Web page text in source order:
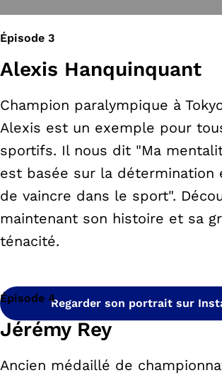
Épisode 3
Alexis Hanquinquant
Champion paralympique à
Alexis est un exemple pour
sportifs. Il nous dit "Ma
est basée sur la détermination
de vaincre dans le sport".
maintenant son histoire et sa
ténacité.
Regarder son portrait sur
Épisode 4
Jérémy Rey
Ancien médaillé de